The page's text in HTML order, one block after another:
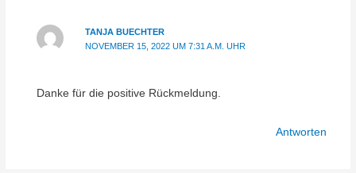
TANJA BUECHTER
NOVEMBER 15, 2022 UM 7:31 A.M. UHR
Danke für die positive Rückmeldung.
Antworten